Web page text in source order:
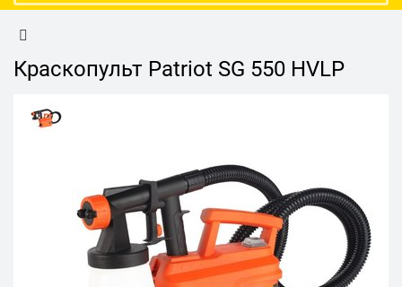
Краскопульт Patriot SG 550 HVLP